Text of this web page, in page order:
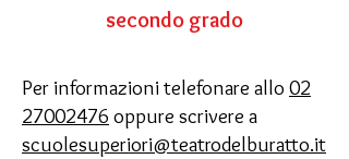
secondo grado
Per informazioni telefonare allo 02
27002476 oppure scrivere a
scuolesuperiori@teatrodelburatto.it